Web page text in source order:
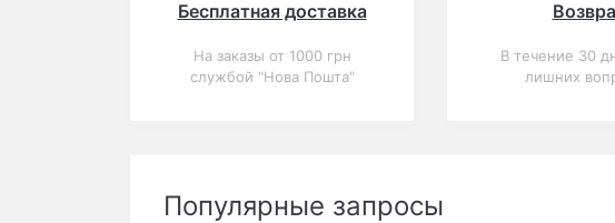
Чехол для iPhone 7/8